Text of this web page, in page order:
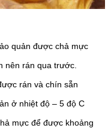
quản được chả mực
nên rán qua trước.
rán và chín sẵn
ở nhiệt độ – 5 độ C
mực để được khoảng